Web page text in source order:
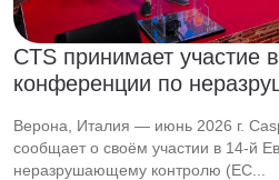
CTS принимает участие
конференции по
Верона, Италия — июнь 2026 г.
сообщает о своём участии в 14-й
неразрушающему контролю (EC...